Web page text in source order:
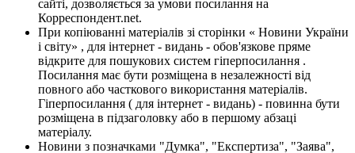
сайті, дозволяється за умови посилання на
Корреспондент.net.
При копіюванні матеріалів зі сторінки « Новини України
і світу» , для інтернет - видань - обов'язкове пряме
відкрите для пошукових систем гіперпосилання .
Посилання має бути розміщена в незалежності від
повного або часткового використання матеріалів.
Гіперпосилання ( для інтернет - видань) - повинна бути
розміщена в підзаголовку або в першому абзаці
матеріалу.
Новини з позначками "Думка", "Експертиза", "Заява",